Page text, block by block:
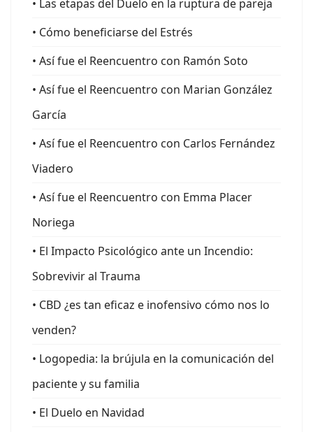
• Las etapas del Duelo en la ruptura de pareja
• Cómo beneficiarse del Estrés
• Así fue el Reencuentro con Ramón Soto
• Así fue el Reencuentro con Marian González
García
• Así fue el Reencuentro con Carlos Fernández
Viadero
• Así fue el Reencuentro con Emma Placer
Noriega
• El Impacto Psicológico ante un Incendio:
Sobrevivir al Trauma
• CBD ¿es tan eficaz e inofensivo cómo nos lo
venden?
• Logopedia: la brújula en la comunicación del
paciente y su familia
• El Duelo en Navidad